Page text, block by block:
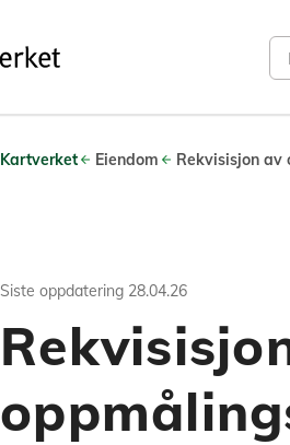
Kartverket Eiendom Rekvisisjon av
Siste oppdatering 28.04.26